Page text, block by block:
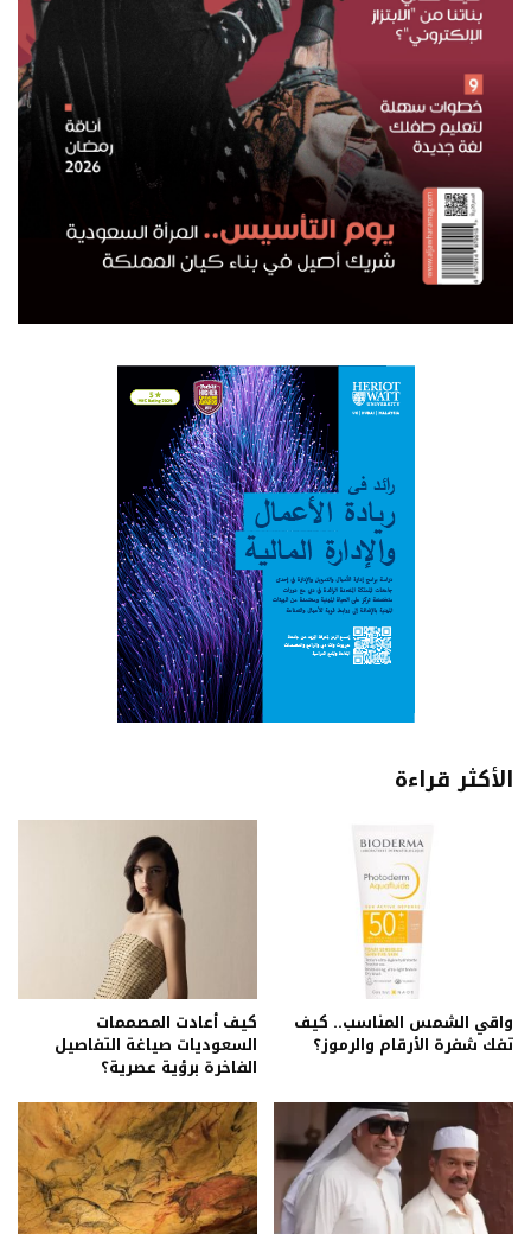
الأكثر قراءة
واقي الشمس المناسب.. كيف
تفك شفرة الأرقام والرموز؟
كيف أعادت المصممات
السعوديات صياغة التفاصيل
الفاخرة برؤية عصرية؟